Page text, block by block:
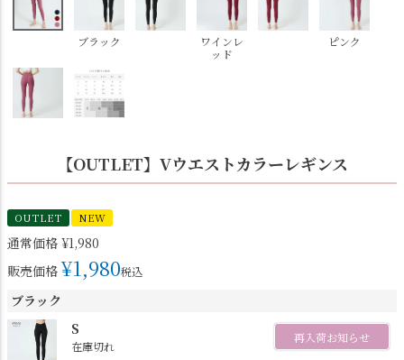
ブラック
ワインレ
ッド
ピンク
【OUTLET】Vウエストカラーレギンス
OUTLET NEW
通常価格 ¥1,980
販売価格 ¥1,980税込
ブラック
S
在庫切れ
再入荷お知らせ